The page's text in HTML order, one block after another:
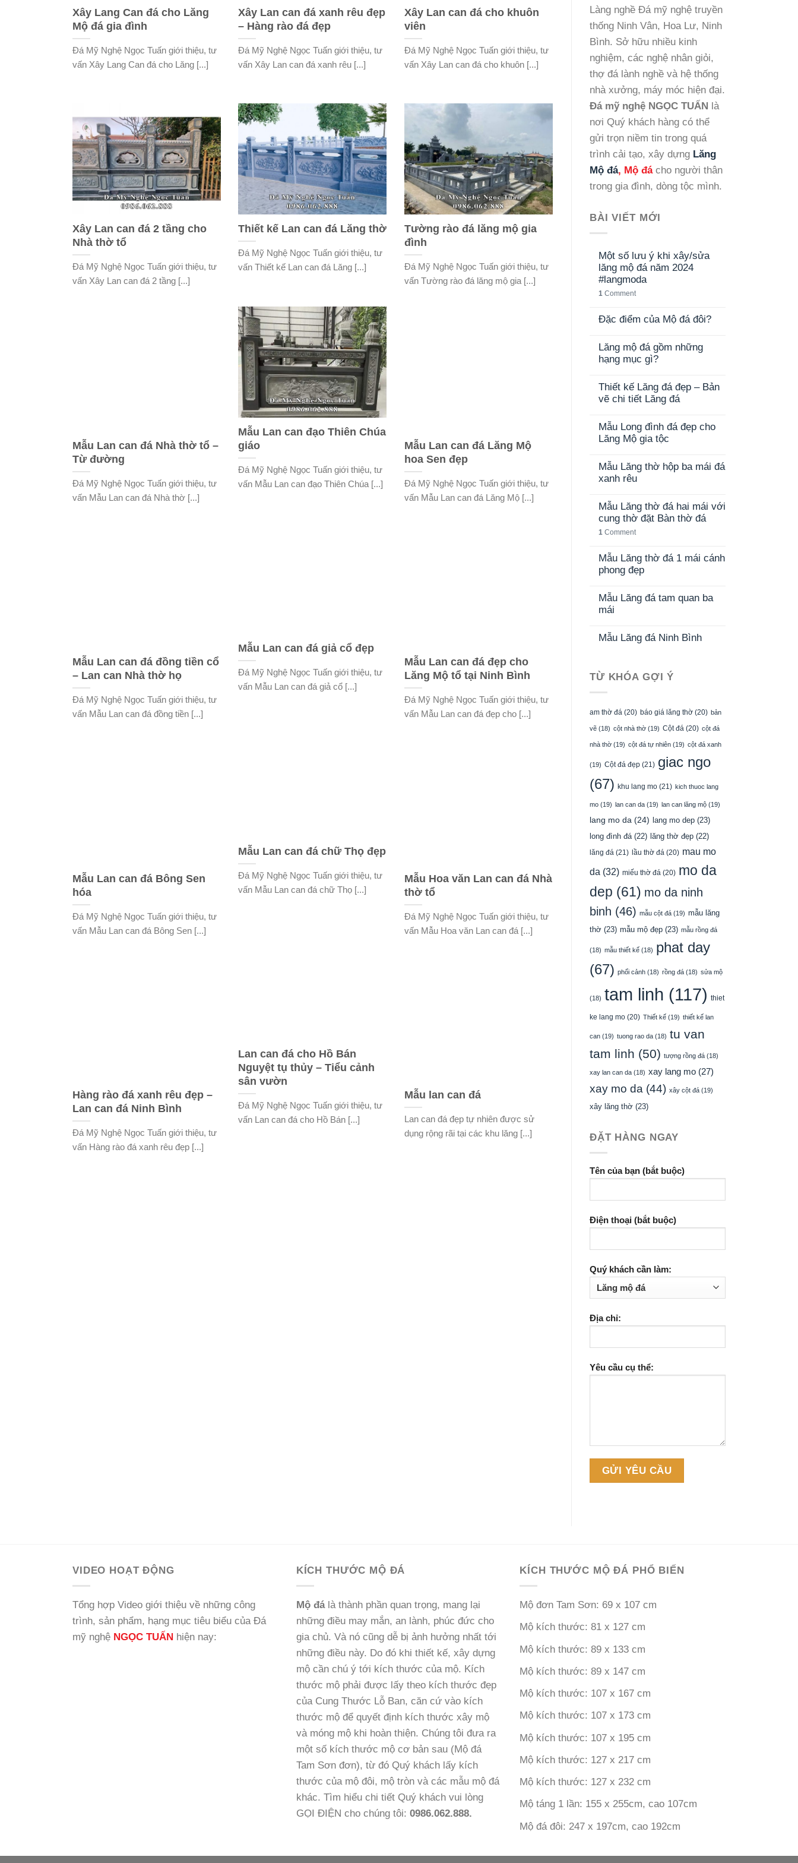
Xây Lang Can đá cho Lăng
Mộ đá gia đình
Đá Mỹ Nghệ Ngọc Tuấn giới thiệu, tư
vấn Xây Lang Can đá cho Lăng [...]
Xây Lan can đá xanh rêu đẹp
– Hàng rào đá đẹp
Đá Mỹ Nghệ Ngọc Tuấn giới thiệu, tư
vấn Xây Lan can đá xanh rêu [...]
Xây Lan can đá cho khuôn
viên
Đá Mỹ Nghệ Ngọc Tuấn giới thiệu, tư
vấn Xây Lan can đá cho khuôn [...]
Xây Lan can đá 2 tầng cho
Nhà thờ tổ
Đá Mỹ Nghệ Ngọc Tuấn giới thiệu, tư
vấn Xây Lan can đá 2 tầng [...]
Thiết kế Lan can đá Lăng thờ
Đá Mỹ Nghệ Ngọc Tuấn giới thiệu, tư
vấn Thiết kế Lan can đá Lăng [...]
Tường rào đá lăng mộ gia
đình
Đá Mỹ Nghệ Ngọc Tuấn giới thiệu, tư
vấn Tường rào đá lăng mộ gia [...]
Mẫu Lan can đạo Thiên Chúa
giáo
Đá Mỹ Nghệ Ngọc Tuấn giới thiệu, tư
vấn Mẫu Lan can đạo Thiên Chúa [...]
Mẫu Lan can đá Nhà thờ tổ –
Từ đường
Đá Mỹ Nghệ Ngọc Tuấn giới thiệu, tư
vấn Mẫu Lan can đá Nhà thờ [...]
Mẫu Lan can đá Lăng Mộ
hoa Sen đẹp
Đá Mỹ Nghệ Ngọc Tuấn giới thiệu, tư
vấn Mẫu Lan can đá Lăng Mộ [...]
Mẫu Lan can đá giả cổ đẹp
Đá Mỹ Nghệ Ngọc Tuấn giới thiệu, tư
vấn Mẫu Lan can đá giả cổ [...]
Mẫu Lan can đá đồng tiền cổ
– Lan can Nhà thờ họ
Đá Mỹ Nghệ Ngọc Tuấn giới thiệu, tư
vấn Mẫu Lan can đá đồng tiền [...]
Mẫu Lan can đá đẹp cho
Lăng Mộ tổ tại Ninh Bình
Đá Mỹ Nghệ Ngọc Tuấn giới thiệu, tư
vấn Mẫu Lan can đá đẹp cho [...]
Mẫu Lan can đá chữ Thọ đẹp
Đá Mỹ Nghệ Ngọc Tuấn giới thiệu, tư
vấn Mẫu Lan can đá chữ Thọ [...]
Mẫu Lan can đá Bông Sen
hóa
Đá Mỹ Nghệ Ngọc Tuấn giới thiệu, tư
vấn Mẫu Lan can đá Bông Sen [...]
Mẫu Hoa văn Lan can đá Nhà
thờ tổ
Đá Mỹ Nghệ Ngọc Tuấn giới thiệu, tư
vấn Mẫu Hoa văn Lan can đá [...]
Lan can đá cho Hồ Bán
Nguyệt tụ thủy – Tiểu cảnh
sân vườn
Đá Mỹ Nghệ Ngọc Tuấn giới thiệu, tư
vấn Lan can đá cho Hồ Bán [...]
Hàng rào đá xanh rêu đẹp –
Lan can đá Ninh Bình
Đá Mỹ Nghệ Ngọc Tuấn giới thiệu, tư
vấn Hàng rào đá xanh rêu đẹp [...]
Mẫu lan can đá
Lan can đá đẹp tự nhiên được sử
dụng rộng rãi tại các khu lăng [...]
Làng nghề Đá mỹ nghệ truyền
thống Ninh Vân, Hoa Lư, Ninh
Bình. Sở hữu nhiều kinh
nghiệm, các nghệ nhân giỏi,
thợ đá lành nghề và hệ thống
nhà xưởng, máy móc hiện đại.
Đá mỹ nghệ NGỌC TUẤN
là
nơi Quý khách hàng có thể
gửi trọn niềm tin trong quá
trình cải tạo, xây dựng Lăng
Mộ đá, Mộ đácho người thân
trong gia đình, dòng tộc mình.
BÀI VIẾT MỚI
Một số lưu ý khi xây/sửa
lăng mộ đá năm 2024
#langmoda
1 Comment
Đặc điểm của Mộ đá đôi?
Lăng mộ đá gồm những
hạng mục gì?
Thiết kế Lăng đá đẹp – Bản
vẽ chi tiết Lăng đá
Mẫu Long đình đá đẹp cho
Lăng Mộ gia tộc
Mẫu Lăng thờ hộp ba mái đá
xanh rêu
Mẫu Lăng thờ đá hai mái với
cung thờ đặt Bàn thờ đá
1 Comment
Mẫu Lăng thờ đá 1 mái cánh
phong đẹp
Mẫu Lăng đá tam quan ba
mái
Mẫu Lăng đá Ninh Bình
TỪ KHÓA GỢI Ý
am thờ đá (20) báo giá lăng thờ (20) bản
vẽ (18) cột nhà thờ (19) Cột đá (20) cột đá
nhà thờ (19) cột đá tự nhiên (19) cột đá xanh
(19) Cột đá đẹp (21) giac ngo
(67) khu lang mo (21) kich thuoc lang
mo (19) lan can da (19) lan can lăng mộ (19)
lang mo da (24) lang mo dep (23)
long đình đá(22) lăng thờ đẹp (22)
lăng đá (21) lầu thờ đá (20) mau mo
da (32) miếu thờ đá (20) mo da
dep (61) mo da ninh
binh (46) mẫu cột đá (19) mẫu lăng
thờ (23) mẫu mộ đẹp (23) mẫu rồng đá
(18) mẫu thiết kế (18) phat day
(67) phối cảnh (18) rồng đá (18) sửa mộ
(18) tam linh (117) thiet
ke lang mo (20) Thiết kế (19) thiết kế lan
can (19) tuong rao da (18) tu van
tam linh (50) tượng rồng đá (18)
xay lan can da (18) xay lang mo (27)
xay mo da (44) xây cột đá (19)
xây lăng thờ (23)
ĐẶT HÀNG NGAY
Tên của bạn (bắt buộc)
Điện thoại (bắt buộc)
Quý khách cần làm:
Địa chỉ:
Yêu cầu cụ thể:
VIDEO HOẠT ĐỘNG
Tổng hợp Video giới thiệu về những công
trình, sản phẩm, hạng mục tiêu biểu của Đá
mỹ nghệ NGỌC TUẤN hiện nay:
KÍCH THƯỚC MỘ ĐÁ
Mộ đálà thành phần quan trọng, mang lại
những điều may mắn, an lành, phúc đức cho
gia chủ. Và nó cũng dễ bị ảnh hưởng nhất tới
những điều này. Do đó khi thiết kế, xây dựng
mộ cần chú ý tới kích thước của mộ. Kích
thước mộ phải được lấy theo kích thước đẹp
của Cung Thước Lỗ Ban, căn cứ vào kích
thước mộ để quyết định kích thước xây mộ
và móng mộ khi hoàn thiện. Chúng tôi đưa ra
một số kích thước mộ cơ bản sau (Mộ đá
Tam Sơn đơn), từ đó Quý khách lấy kích
thước của mộ đôi, mộ tròn và các mẫu mộ đá
khác. Tìm hiểu chi tiết Quý khách vui lòng
GỌI ĐIỆN cho chúng tôi: 0986.062.888.
KÍCH THƯỚC MỘ ĐÁ PHỔ BIẾN
Mộ đơn Tam Sơn: 69 x 107 cm
Mộ kích thước: 81 x 127 cm
Mộ kích thước: 89 x 133 cm
Mộ kích thước: 89 x 147 cm
Mộ kích thước: 107 x 167 cm
Mộ kích thước: 107 x 173 cm
Mộ kích thước: 107 x 195 cm
Mộ kích thước: 127 x 217 cm
Mộ kích thước: 127 x 232 cm
Mộ táng 1 lần: 155 x 255cm, cao 107cm
Mộ đá đôi: 247 x 197cm, cao 192cm